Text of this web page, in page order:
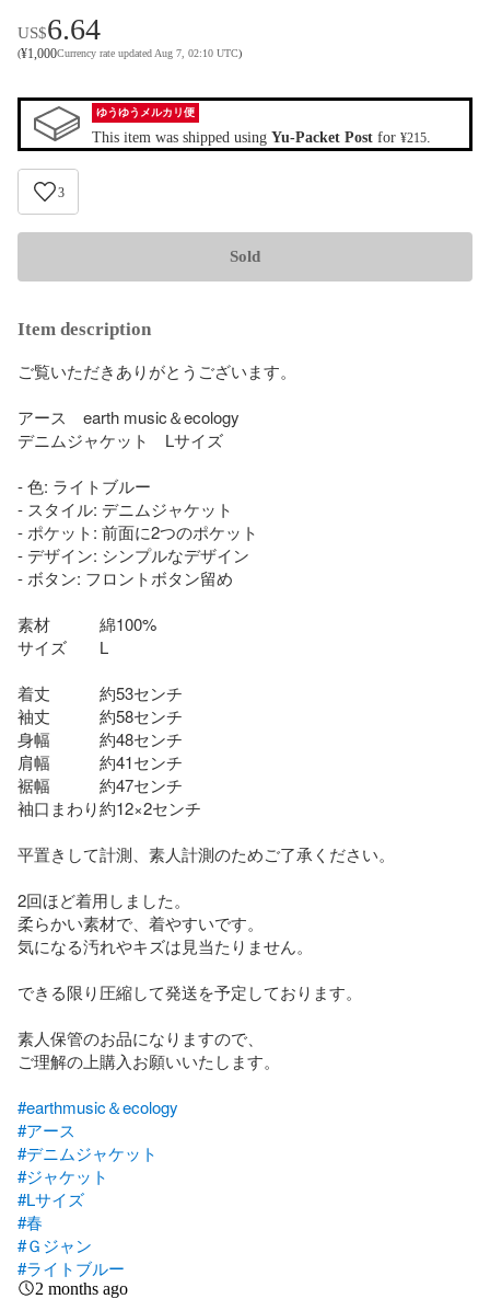
US$6.64
(¥1,000Currency rate updated Aug 7, 02:10 UTC)
ゆうゆうメルカリ便
This item was shipped using Yu-Packet Post for ¥215
3
Sold
Item description
ご覧いただきありがとうございます。
アース　earth music＆ecology
デニムジャケット　Lサイズ
- 色: ライトブルー
- スタイル: デニムジャケット
- ポケット: 前面に2つのポケット
- デザイン: シンプルなデザイン
- ボタン: フロントボタン留め
素材　　　綿100%
サイズ　　L
着丈　　　約53センチ
袖丈　　　約58センチ
身幅　　　約48センチ
肩幅　　　約41センチ
裾幅　　　約47センチ
袖口まわり約12×2センチ
平置きして計測、素人計測のためご了承ください。
2回ほど着用しました。
柔らかい素材で、着やすいです。
気になる汚れやキズは見当たりません。
できる限り圧縮して発送を予定しております。
素人保管のお品になりますので、
ご理解の上購入お願いいたします。
#earthmusic＆ecology
#アース
#デニムジャケット
#ジャケット
#Lサイズ
#春
#Ｇジャン
#ライトブルー
2 months ago